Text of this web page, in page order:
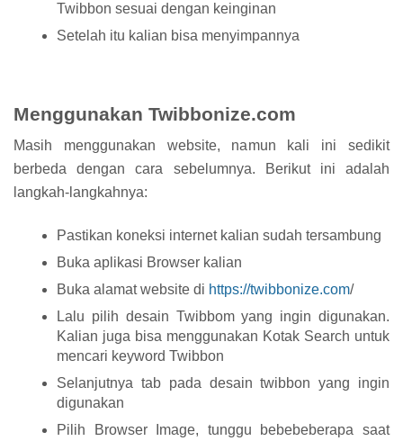
Twibbon sesuai dengan keinginan
Setelah itu kalian bisa menyimpannya
Menggunakan Twibbonize.com
Masih menggunakan website, namun kali ini sedikit
berbeda dengan cara sebelumnya. Berikut ini adalah
langkah-langkahnya:
Pastikan koneksi internet kalian sudah tersambung
Buka aplikasi Browser kalian
Buka alamat website di https://twibbonize.com/
Lalu pilih desain Twibbom yang ingin digunakan.
Kalian juga bisa menggunakan Kotak Search untuk
mencari keyword Twibbon
Selanjutnya tab pada desain twibbon yang ingin
digunakan
Pilih Browser Image, tunggu bebebeberapa saat